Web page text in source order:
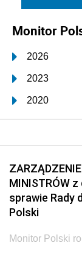
Monitor
2026
2023
2020
2017
2014
2011
2008
2005
MINISTRÓW
sprawie Rady
Polski
Monitor Polski